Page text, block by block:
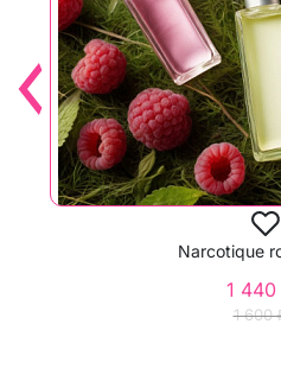
Narcotique
1 600
1 440